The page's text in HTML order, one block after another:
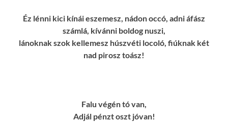
Éz lénni kici kínái eszemesz, nádon occó, adni áfász
számlá, kívánni boldog nuszi,
lánoknak szok kellemesz húszvéti locoló, fiúknak két
nad pirosz toász!
Falu végén tó van,
Adjál pénzt oszt jóvan!